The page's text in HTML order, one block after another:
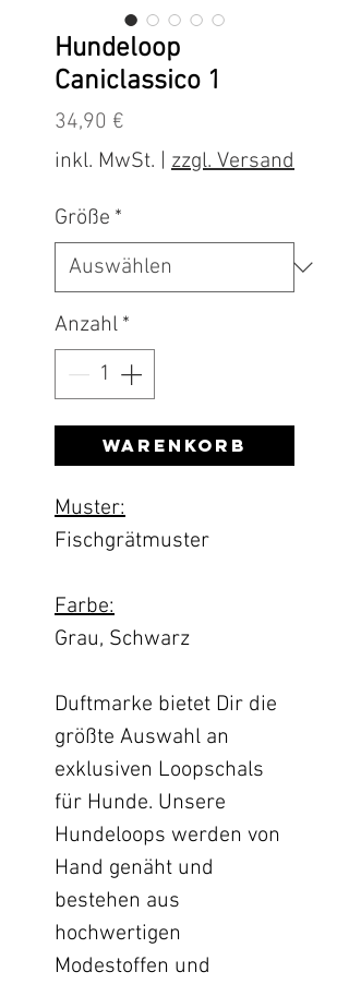
Hundeloop
Caniclassico 1
34,90 €
inkl. MwSt.
zzgl. Versand
Größe *
Anzahl *
Warenkorb
Muster:
Fischgrätmuster
Farbe:
Grau, Schwarz
Duftmarke bietet Dir die
größte Auswahl an
exklusiven Loopschals
für Hunde. Unsere
Hundeloops werden von
Hand genäht und
bestehen aus
hochwertigen
Modestoffen und